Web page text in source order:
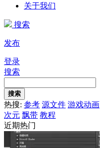
关于我们
搜索
发布
登录
搜索
搜索
热搜: 参考 源文件 游戏动画
次元 飘带 教程
近期热门